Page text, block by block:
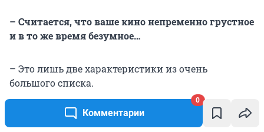
Комментарии
0
– Считается, что ваше кино непременно грустное
и в то же время безумное…
– Это лишь две характеристики из очень
большого списка.
– Какую черту вы больше всего не любите в себе?